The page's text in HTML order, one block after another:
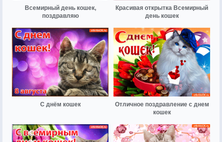
Всемирный день кошек,
поздравляю
Красивая открытка Всемирный
день кошек
С днём кошек
Отличное поздравление с днем
кошек